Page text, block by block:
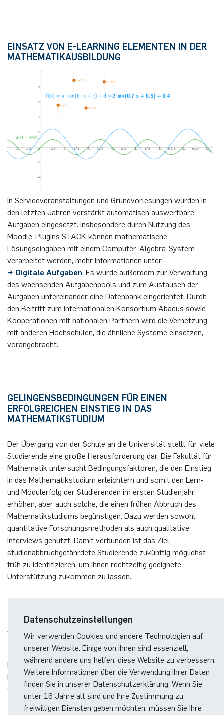
EINSATZ VON E-LEARNING ELEMENTEN IN DER
MATHEMATIKAUSBILDUNG
In Serviceveranstaltungen und Grundvorlesungen wurden in
den letzten Jahren verstärkt automatisch auswertbare
Aufgaben eingesetzt. Insbesondere durch Nutzung des
Moodle-Plugins STACK können mathematische
Lösungseingaben mit einem Computer-Algebra-System
verarbeitet werden, mehr Informationen unter
→ Digitale Aufgaben. Es wurde außerdem zur Verwaltung
des wachsenden Aufgabenpools und zum Austausch der
Aufgaben untereinander eine Datenbank eingerichtet. Durch
den Beitritt zum internationalen Konsortium Abacus sowie
Kooperationen mit nationalen Partnern wird die Vernetzung
mit anderen Hochschulen, die ähnliche Systeme einsetzen,
vorangebracht.
GELINGENSBEDINGUNGEN FÜR EINEN
ERFOLGREICHEN EINSTIEG IN DAS
MATHEMATIKSTUDIUM
Der Übergang von der Schule an die Universität stellt für viele
Studierende eine große Herausforderung dar. Die Fakultät für
Mathematik untersucht Bedingungsfaktoren, die den Einstieg
in das Mathematikstudium erleichtern und somit den Lern-
und Modulerfolg der Studierenden im ersten Studienjahr
erhöhen, aber auch solche, die einen frühen Abbruch des
Mathematikstudiums begünstigen. Dazu werden sowohl
quantitative Forschungsmethoden als auch qualitative
Interviews genutzt. Damit verbunden ist das Ziel,
studienabbruchgefährdete Studierende zukünftig möglichst
früh zu identifizieren, um ihnen rechtzeitig geeignete
Unterstützung zukommen zu lassen.
SCHULUNG VON ÜBUNGSGRUPPENLEITERINNEN
UND -LEITERN
Das seit vielen Jahren bestehende Schulungskonzept wird in
Kooperation mit IFB und ZAT laufend evaluiert und
weiterentwickelt.
Datenschutzeinstellungen
Wir verwenden Cookies und andere Technologien auf
unserer Website. Einige von ihnen sind essenziell,
während andere uns helfen, diese Website zu verbessern.
Weitere Informationen über die Verwendung Ihrer Daten
finden Sie in unserer Datenschutzerklärung. Wenn Sie
unter 16 Jahre alt sind und Ihre Zustimmung zu
freiwilligen Diensten geben möchten, müssen Sie Ihre